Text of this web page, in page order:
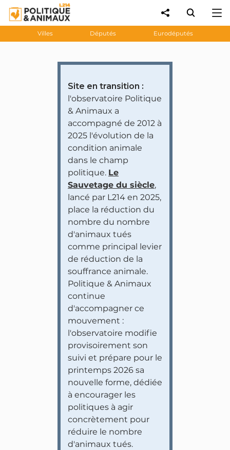
Villes Députés Eurodéputés
Site en transition :
l'observatoire Politique
& Animaux a
accompagné de 2012 à
2025 l'évolution de la
condition animale
dans le champ
politique. Le
Sauvetage du siècle,
lancé par L214 en 2025,
place la réduction du
nombre du nombre
d'animaux tués
comme principal levier
de réduction de la
souffrance animale.
Politique & Animaux
continue
d'accompagner ce
mouvement :
l'observatoire modifie
provisoirement son
suivi et prépare pour le
printemps 2026 sa
nouvelle forme, dédiée
à encourager les
politiques à agir
concrètement pour
réduire le nombre
d'animaux tués.